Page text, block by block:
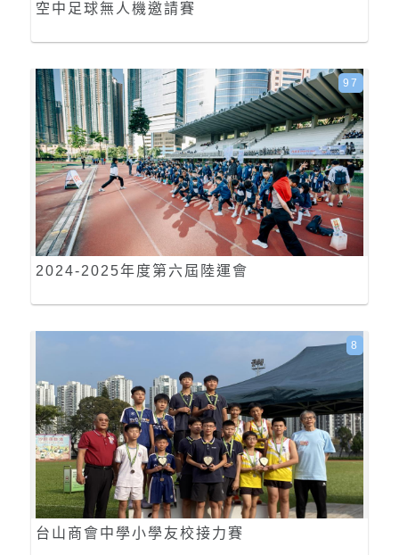
空中足球無人機邀請賽
2024-2025年度第六屆陸運會
97
台山商會中學小學友校接力賽
8